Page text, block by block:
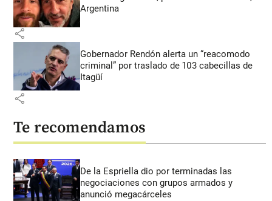
Argentina
share
Gobernador Rendón alerta un “reacomodo
criminal” por traslado de 103 cabecillas de
Itagüí
share
Te recomendamos
De la Espriella dio por terminadas las
negociaciones con grupos armados y
anunció megacárceles